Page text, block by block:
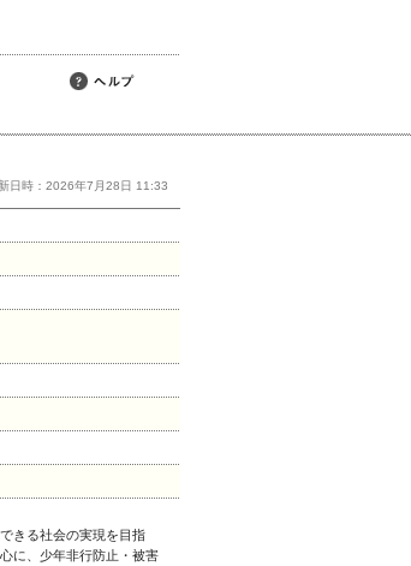
日時：2026年7月28日 11:33
きる社会の実現を目指
に、少年非行防止・被害